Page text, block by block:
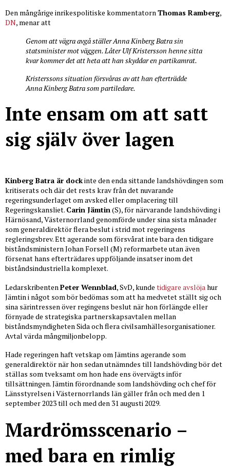
Den mångårige inrikespolitiske kommentatorn Thomas Ramberg,
DN, menar att
Genom att vägra avgå ställer Anna Kinberg Batra sin
statsminister mot väggen. Låter Ulf Kristersson henne sitta
kvar kommer det att heta att han skyddar en partikamrat.
Kristerssons situation försvåras av att han efterträdde
Anna Kinberg Batra som partiledare.
Inte ensam om att satt
sig själv över lagen
Kinberg Batra är dockinte den enda sittande landshövdingen som
kritiserats och där det rests krav från det nuvarande
regeringsunderlaget om avsked eller omplacering till
Regeringskansliet. Carin Jämtin(S), för närvarande landshövding i
Härnösand, Västernorrland genomförde under sina sista månader
som generaldirektör flera beslut i strid mot regeringens
regleringsbrev. Ett agerande som försvårat inte bara den tidigare
biståndsministern Johan Forsell (M) reformarbete utan även
försenat hans efterträdares uppföljande insatser inom det
biståndsindustriella komplexet.
Ledarskribenten Peter Wennblad, SvD, kunde tidigare avslöja hur
Jämtin i något som bör bedömas som att ha medvetet ställt sig och
sina särintressen över regingens beslut när hon förlängde eller
förnyade de strategiska partnerskapsavtalen mellan
biståndsmyndigheten Sida och flera civilsamhällesorganisationer.
Avtal värda mångmiljonbelopp.
Hade regeringen haft vetskap om Jämtins agerande som
generaldirektör när hon sedan utnämndes till landshövding bör det
ställas som tveksamt om hon hade ens övervägts inför
tillsättningen. Jämtin förordnande som landshövding och chef för
Länsstyrelsen i Västernorrlands län gäller från och med den 1
september 2023 till och med den 31 augusti 2029.
Mardrömsscenario –
med bara en rimlig